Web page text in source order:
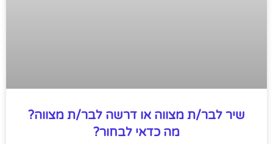
שיר לבר/ת מצווה או דרשה לבר/ת מצווה?
מה כדאי לבחור?